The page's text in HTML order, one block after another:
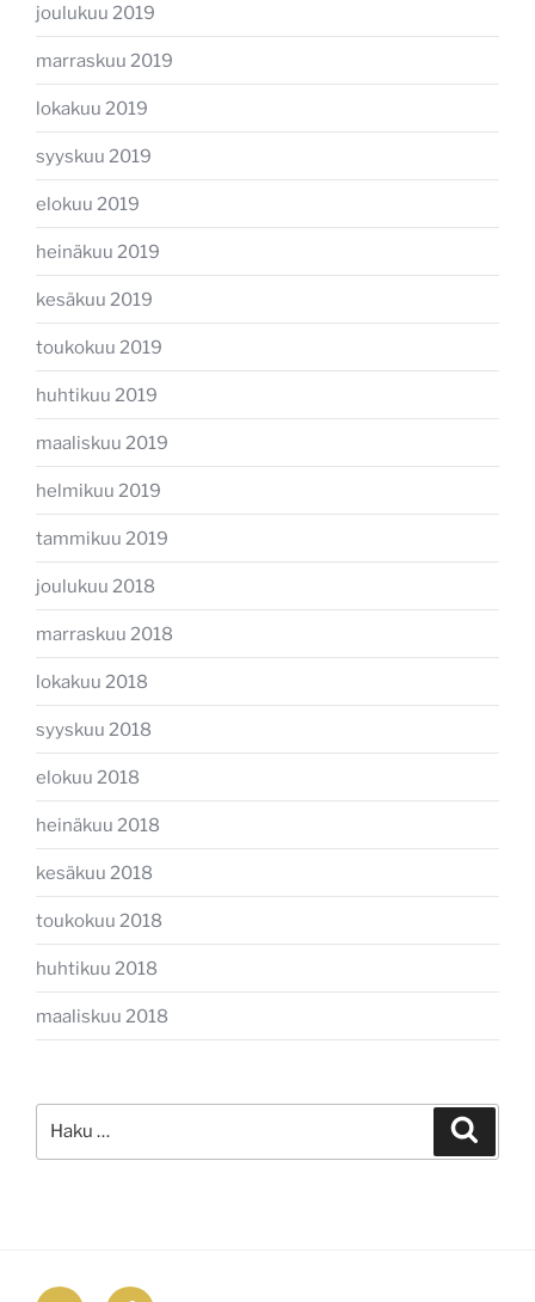
joulukuu 2019
marraskuu 2019
lokakuu 2019
syyskuu 2019
elokuu 2019
heinäkuu 2019
kesäkuu 2019
toukokuu 2019
huhtikuu 2019
maaliskuu 2019
helmikuu 2019
tammikuu 2019
joulukuu 2018
marraskuu 2018
lokakuu 2018
syyskuu 2018
elokuu 2018
heinäkuu 2018
kesäkuu 2018
toukokuu 2018
huhtikuu 2018
maaliskuu 2018